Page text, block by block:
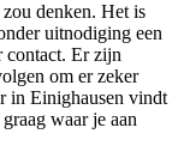
denken. Het is
uitnodiging een
contact. Er zijn
om er zeker
in Einighausen vindt
waar je aan